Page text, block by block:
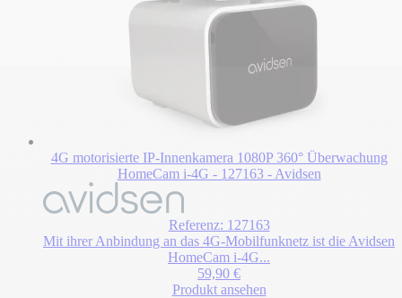
4G motorisierte IP-Innenkamera 1080P 360° Überwachung
HomeCam i-4G - 127163 - Avidsen
Referenz: 127163
Mit ihrer Anbindung an das 4G-Mobilfunknetz ist die Avidsen
HomeCam i-4G...
59,90 €
Produkt ansehen